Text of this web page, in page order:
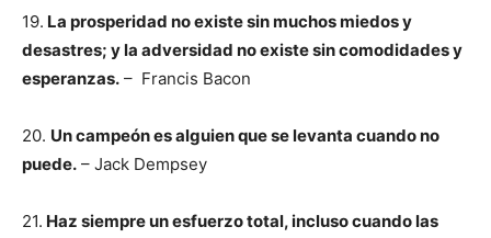
19. La prosperidad no existe sin muchos miedos y
desastres; y la adversidad no existe sin comodidades y
esperanzas. – Francis Bacon
20. Un campeón es alguien que se levanta cuando no
puede. – Jack Dempsey
21. Haz siempre un esfuerzo total, incluso cuando las